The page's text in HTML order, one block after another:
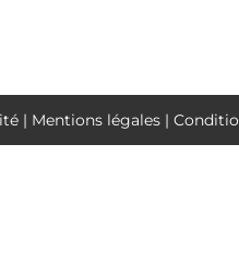
| Mentions légales |